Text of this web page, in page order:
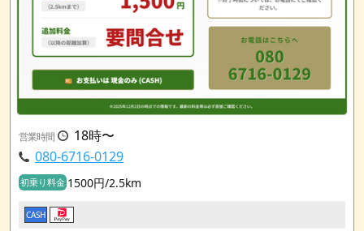
営業時間
18時〜
080-6716-0129
初乗り料金 1500円/2.5km
CASH